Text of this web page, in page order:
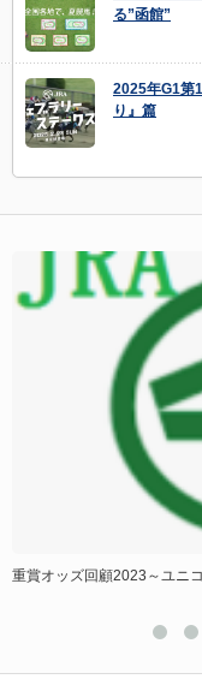
る”函館”
2025年G1第
り』篇
重賞オッズ回顧2023～ユニ